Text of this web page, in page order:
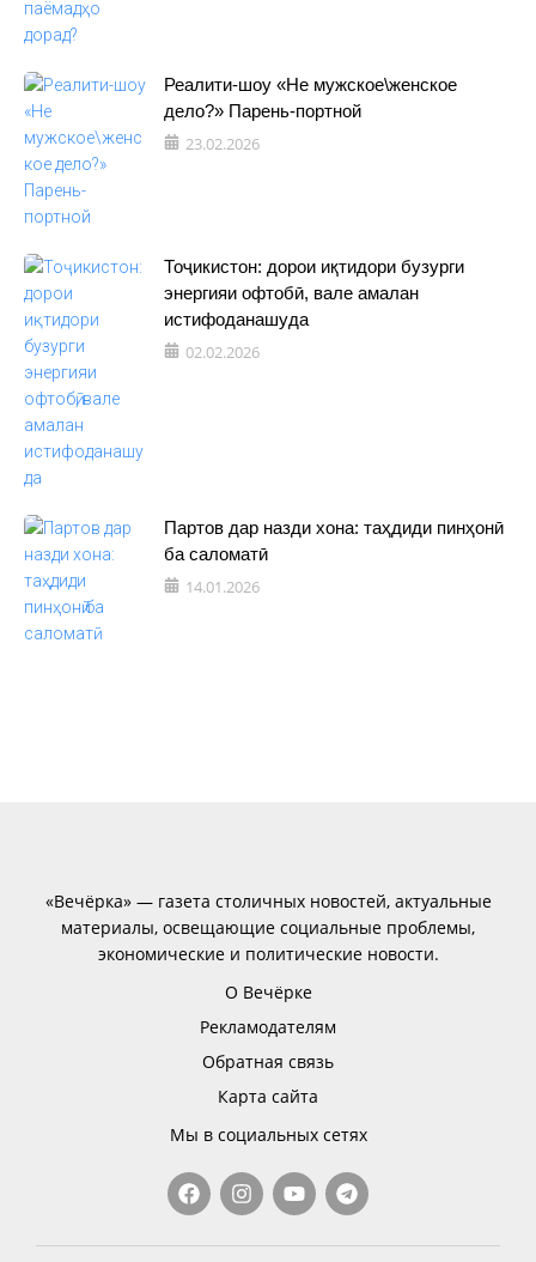
Реалити-шоу «Не мужское\женское
дело?» Парень-портной
23.02.2026
Тоҷикистон: дорои иқтидори бузурги
энергияи офтобӣ, вале амалан
истифоданашуда
02.02.2026
Партов дар назди хона: таҳдиди пинҳонӣ
ба саломатӣ
14.01.2026
«Вечёрка» — газета столичных новостей, актуальные
материалы, освещающие социальные проблемы,
экономические и политические новости.
О Вечёрке
Рекламодателям
Обратная связь
Карта сайта
Мы в социальных сетях